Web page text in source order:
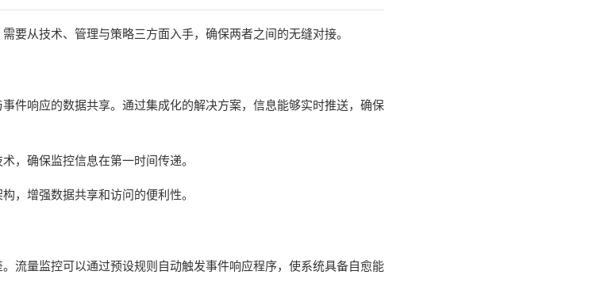
要从技术、管理与策略三方面入手，确保两者之间的无缝对接。
件响应的数据共享。通过集成化的解决方案，信息能够实时推送，确保
，确保监控信息在第一时间传递。
，增强数据共享和访问的便利性。
流量监控可以通过预设规则自动触发事件响应程序，使系统具备自愈能